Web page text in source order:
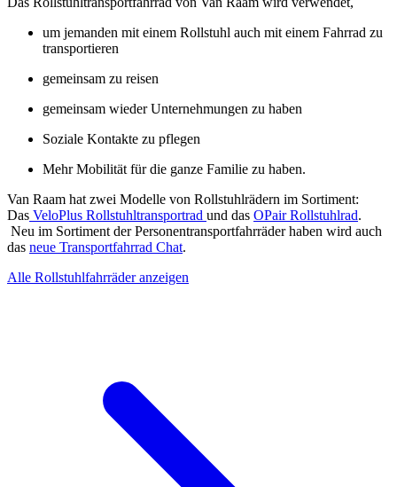
um jemanden mit einem Rollstuhl auch mit einem Fahrrad zu
transportieren
gemeinsam zu reisen
gemeinsam wieder Unternehmungen zu haben
Soziale Kontakte zu pflegen
Mehr Mobilität für die ganze Familie zu haben.
Van Raam hat zwei Modelle von Rollstuhlrädern im Sortiment:
Das VeloPlus Rollstuhltransportrad und das OPair Rollstuhlrad.
Neu im Sortiment der Personentransportfahrräder haben wird auch
das neue Transportfahrrad Chat.
Alle Rollstuhlfahrräder anzeigen